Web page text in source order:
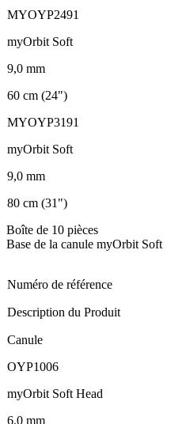
MYOYP2491
myOrbit Soft
9,0 mm
60 cm (24")
MYOYP3191
myOrbit Soft
9,0 mm
80 cm (31")
Boîte de 10 pièces
Base de la canule myOrbit Soft
Numéro de référence
Description du Produit
Canule
OYP1006
myOrbit Soft Head
6,0 mm